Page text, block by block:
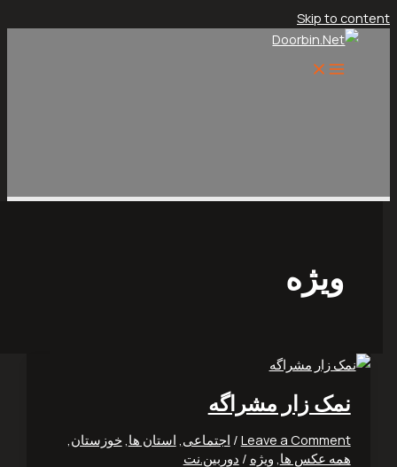
Skip
زار مشراگه
Leave a
/اجتماعی, استان ها,خوزستان,
عکس ها,ویژه/دوربین.نت